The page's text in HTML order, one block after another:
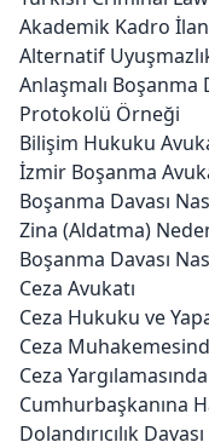
Akademik Kadro
Alternatif
Anlaşmalı Boşanma
Protokolü Örneği
Bilişim Hukuku
İzmir Boşanma
Boşanma Davası
Zina (Aldatma)
Boşanma Davası
Ceza Avukatı
Ceza Hukuku ve
Ceza
Ceza
Cumhurbaşkanına
Dolandırıcılık